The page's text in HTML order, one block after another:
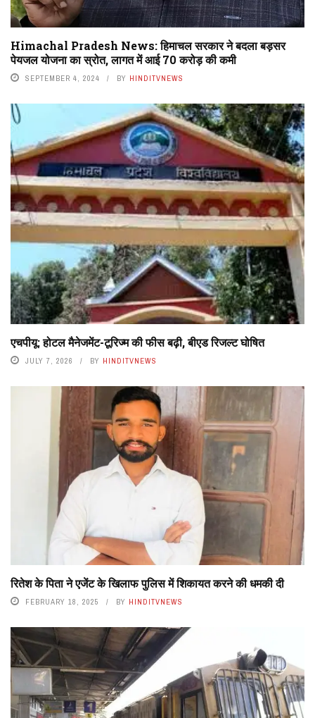
Himachal Pradesh News: हिमाचल सरकार ने बदला बड़सर
पेयजल योजना का स्रोत, लागत में आई 70 करोड़ की कमी
SEPTEMBER 4, 2024 BY HINDITVNEWS
एचपीयू: होटल मैनेजमेंट-टूरिज्म की फीस बढ़ी, बीएड रिजल्ट घोषित
JULY 7, 2026 BY HINDITVNEWS
रितेश के पिता ने एजेंट के खिलाफ पुलिस में शिकायत करने की धमकी दी
FEBRUARY 18, 2025 BY HINDITVNEWS